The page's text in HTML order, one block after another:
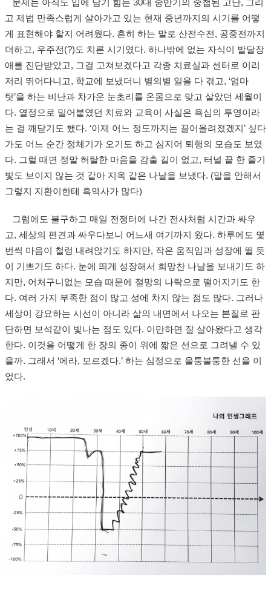
문제는 아직도 입에 담기 힘든 30대 중반기의 중첩된 고난, 그리
고 제법 만족스럽게 살아가고 있는 현재 중년까지의 시기를 어떻
게 표현해야 할지 어려웠다. 흔히 하는 말로 산전수전, 공중전까지
더하고, 우주전(?)도 치른 시기였다. 하나밖에 없는 자식이 발달장
애를 진단받았고, 그걸 고쳐보겠다고 각종 치료실과 센터로 이리
저리 뛰어다니고, 학교에 보냈더니 별의별 일을 다 겪고, ‘엄마
탓’을 하는 비난과 차가운 눈초리를 온몸으로 맞고 살았던 세월이
다. 열정으로 밀어붙였던 치료와 교육이 사실은 욕심의 투영이라
는 걸 깨닫기도 했다. ‘이제 어느 정도까지는 끌어올려졌겠지’ 싶다
가도 어느 순간 정체기가 오기도 하고 심지어 퇴행의 모습도 보였
다. 그럴 때면 정말 허탈한 마음을 감출 길이 없고, 터널 끝 한 줄기
빛도 보이지 않는 것 같아 지옥 같은 나날을 보냈다. (말을 안해서
그렇지 지환이한테 흑역사가 많다)
그럼에도 불구하고 매일 전쟁터에 나간 전사처럼 시간과 싸우
고, 세상의 편견과 싸우다보니 어느새 여기까지 왔다. 하루에도 몇
번씩 마음이 철렁 내려앉기도 하지만, 작은 움직임과 성장에 뛸 듯
이 기쁘기도 하다. 눈에 띄게 성장해서 희망찬 나날을 보내기도 하
지만, 어처구니없는 모습 때문에 절망의 나락으로 떨어지기도 한
다. 여러 가지 부족한 점이 많고 성에 차지 않는 점도 많다. 그러나
세상이 강요하는 시선이 아니라 삶의 내면에서 나오는 본질로 판
단하면 보석같이 빛나는 점도 있다. 이만하면 잘 살아왔다고 생각
한다. 이것을 어떻게 한 장의 종이 위에 짧은 선으로 그려낼 수 있
을까. 그래서 ‘에라, 모르겠다.’ 하는 심정으로 울퉁불퉁한 선을 이
었다.